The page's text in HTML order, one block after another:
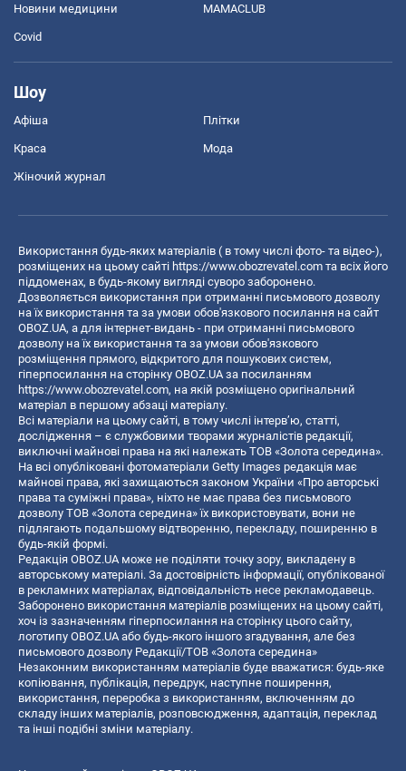
Новини медицини MAMACLUB
Covid
Шоу
Афіша Плітки
Краса Мода
Жіночий журнал
Використання будь-яких матеріалів ( в тому числі фото- та відео-),
розміщених на цьому сайті https://www.obozrevatel.com та всіх його
піддоменах, в будь-якому вигляді суворо заборонено.
Дозволяється використання при отриманні письмового дозволу
на їх використання та за умови обов'язкового посилання на сайт
OBOZ.UA, а для інтернет-видань - при отриманні письмового
дозволу на їх використання та за умови обов'язкового
розміщення прямого, відкритого для пошукових систем,
гіперпосилання на сторінку OBOZ.UA за посиланням
https://www.obozrevatel.com, на якій розміщено оригінальний
матеріал в першому абзаці матеріалу.
Всі матеріали на цьому сайті, в тому числі інтерв’ю, статті,
дослідження – є службовими творами журналістів редакції,
виключні майнові права на які належать ТОВ «Золота середина».
На всі опубліковані фотоматеріали Getty Images редакція має
майнові права, які захищаються законом України «Про авторські
права та суміжні права», ніхто не має права без письмового
дозволу ТОВ «Золота середина» їх використовувати, вони не
підлягають подальшому відтворенню, перекладу, поширенню в
будь-якій формі.
Редакція OBOZ.UA може не поділяти точку зору, викладену в
авторському матеріалі. За достовірність інформації, опублікованої
в рекламних матеріалах, відповідальність несе рекламодавець.
Заборонено використання матеріалів розміщених на цьому сайті,
хоч із зазначенням гіперпосилання на сторінку цього сайту,
логотипу OBOZ.UA або будь-якого іншого згадування, але без
письмового дозволу Редакції/ТОВ «Золота середина»
Незаконним використанням матеріалів буде вважатися: будь-яке
копiювання, публiкацiя, передрук, наступне поширення,
використання, переробка з використанням, включенням до
складу інших матеріалів, розповсюдження, адаптація, переклад
та інші подібні зміни матеріалу.